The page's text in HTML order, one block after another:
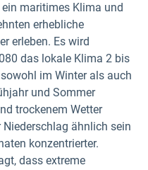
maritimes Klima und
erhebliche
erleben. Es wird
das lokale Klima 2 bis
im Winter als auch
und Sommer
trockenem Wetter
ähnlich sein
konzentrierter.
dass extreme